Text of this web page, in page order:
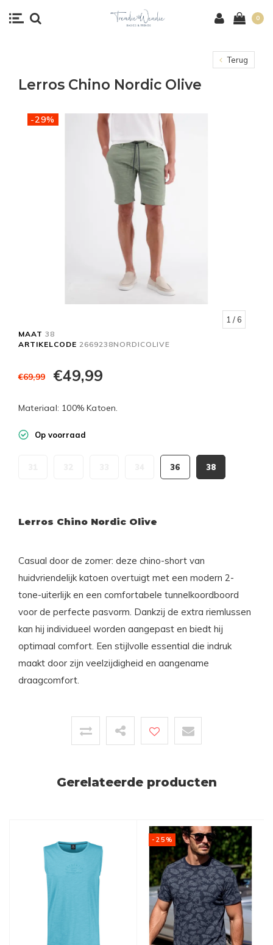
0
Terug
Lerros Chino Nordic Olive
-29%
1 / 6
MAAT 38
ARTIKELCODE 2669238NORDICOLIVE
€69,99 €49,99
Materiaal: 100% Katoen.
Op voorraad
36 38
Lerros Chino Nordic Olive
Casual door de zomer: deze chino-short van
huidvriendelijk katoen overtuigt met een modern 2-
tone-uiterlijk en een comfortabele tunnelkoordboord
voor de perfecte pasvorm. Dankzij de extra riemlussen
kan hij individueel worden aangepast en biedt hij
optimaal comfort. Een stijlvolle essential die indruk
maakt door zijn veelzijdigheid en aangename
draagcomfort.
Gerelateerde producten
-25%